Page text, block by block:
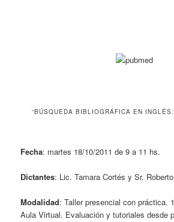
“BÚSQUEDA BIBLIOGRÁFICA EN
Fecha: martes 18/10/2011 de 9 a 11 hs.
Dictantes: Lic. Tamara Cortés y Sr.
Modalidad: Taller presencial con práctica.
Aula Virtual. Evaluación y tutoriales desde